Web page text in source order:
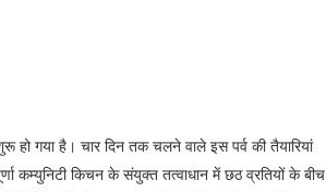
गया है। चार दिन तक चलने वाले इस पर्व की तैयारियां
कम्युनिटी किचन के संयुक्त तत्वाधान में छठ व्रतियों के बीच